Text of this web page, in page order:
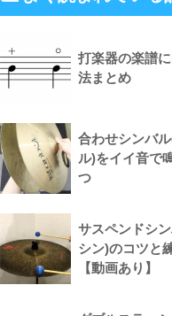
打楽器の楽譜
法まとめ
合わせシンバ
ル)をイイ音で
つ
サスペンドシ
シン)のコツと
【動画あり】